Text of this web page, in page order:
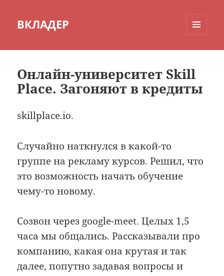
ВКЛАДЕР
Онлайн-университет Skill
Place. Загоняют в кредиты
skillplace.io.
Случайно наткнулся в какой-то
группе на рекламу курсов. Решил, что
это возможность начать обучение
чему-то новому.
Созвон через google-meet. Целых 1,5
часа мы общались. Рассказывали про
компанию, какая она крутая и так
далее, попутно задавая вопросы и